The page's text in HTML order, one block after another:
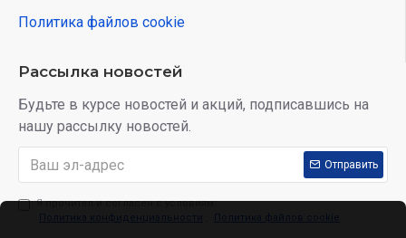
Политика файлов cookie
Рассылка новостей
Будьте в курсе новостей и акций, подписавшись на
нашу рассылку новостей.
Отправить
Я прочитал и согласен с условиям:
Политика конфиденциальности
Политика файлов cookie